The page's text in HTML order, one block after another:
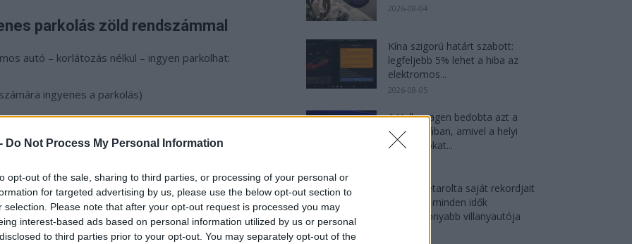
Do Not Process My Personal Information
opt-out of the sale, sharing to third parties, or processing of your personal or
for targeted advertising by us, please use the below opt-out section to
selection. Please note that after your opt-out request is processed you may
interest-based ads based on personal information utilized by us or personal
to third parties prior to your opt-out. You may separately opt-out of the
parkolás zöld rendszámmal
autó – korlátozás nélkül – ingyen parkolhat:
ingyenes a parkolás)
kerület Alíz utca – privát utca –, illetve a Normafa
január 1-től megszűnik a kedvezmény)
2026-08-04
Kína szigorú határt szabott:
legfeljebb 5% lehet a hiba az
elektromos...
2026-08-05
A Volkswagen bedobta azt a
lapot Kínában, amivel a helyi
EV-gyártókat...
Az Audi letarolta saját rekordjait
— készül minden idők
leghatékonyabb villanyautója